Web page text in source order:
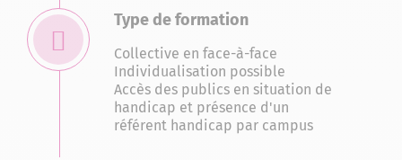
Type de formation
Collective en face-à-face
Individualisation possible
Accès des publics en situation de
handicap et présence d'un
référent handicap par campus